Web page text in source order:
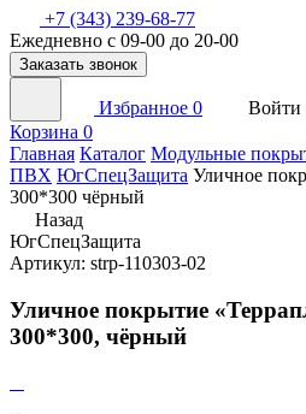
+7 (343) 239-68-77
Ежедневно с 09-00 до 20-00
Заказать звонок
Избранное 0 Войти
Корзина 0
Главная Каталог Модульные
ПВХ ЮгСпецЗащита Уличное
300*300 чёрный
Назад
ЮгСпецЗащита
Артикул: strp-110303-02
Уличное покрытие
300*300, чёрный